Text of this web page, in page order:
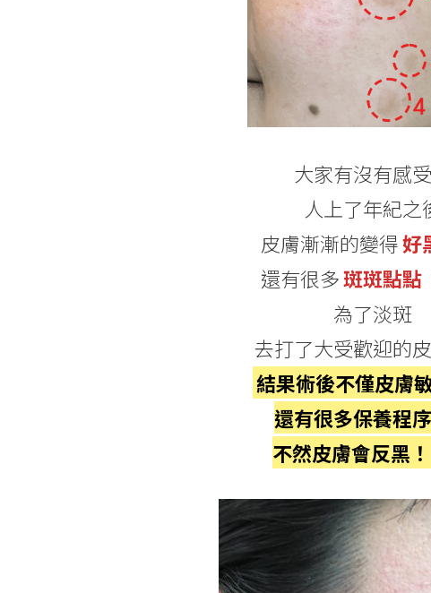
大家有沒有感
人上了年紀之
皮膚漸漸的變得好
還有很多斑斑點點
為了淡斑
去打了大受歡迎的
結果術後不僅皮膚
還有很多保養程
不然皮膚會反黑！